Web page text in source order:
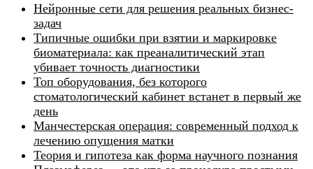
Нейронные сети для решения реальных бизнес-
задач
Типичные ошибки при взятии и маркировке
биоматериала: как преаналитический этап
убивает точность диагностики
Топ оборудования, без которого
стоматологический кабинет встанет в первый же
день
Манчестерская операция: современный подход к
лечению опущения матки
Теория и гипотеза как форма научного познания